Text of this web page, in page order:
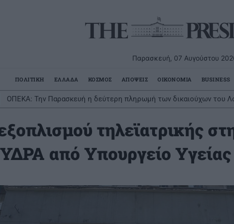
Παρασκευή, 07 Αυγούστου
ΠΟΛΙΤΙΚΗ ΕΛΛΑΔΑ ΚΟΣΜΟΣ ΑΠΟΨΕΙΣ ΟΙΚΟΝΟΜΙΑ BUSINESS
ΟΠΕΚΑ: Την Παρασκευή η δεύτερη πληρωμή των δικαιούχων του
τηλεϊατρικής
από Υπουργείο Υγείας